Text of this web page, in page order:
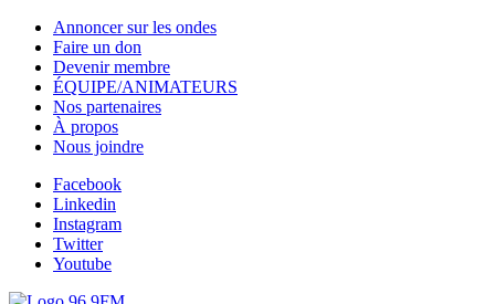
Annoncer sur les ondes
Faire un don
Devenir membre
ÉQUIPE/ANIMATEURS
Nos partenaires
À propos
Nous joindre
Facebook
Linkedin
Instagram
Twitter
Youtube